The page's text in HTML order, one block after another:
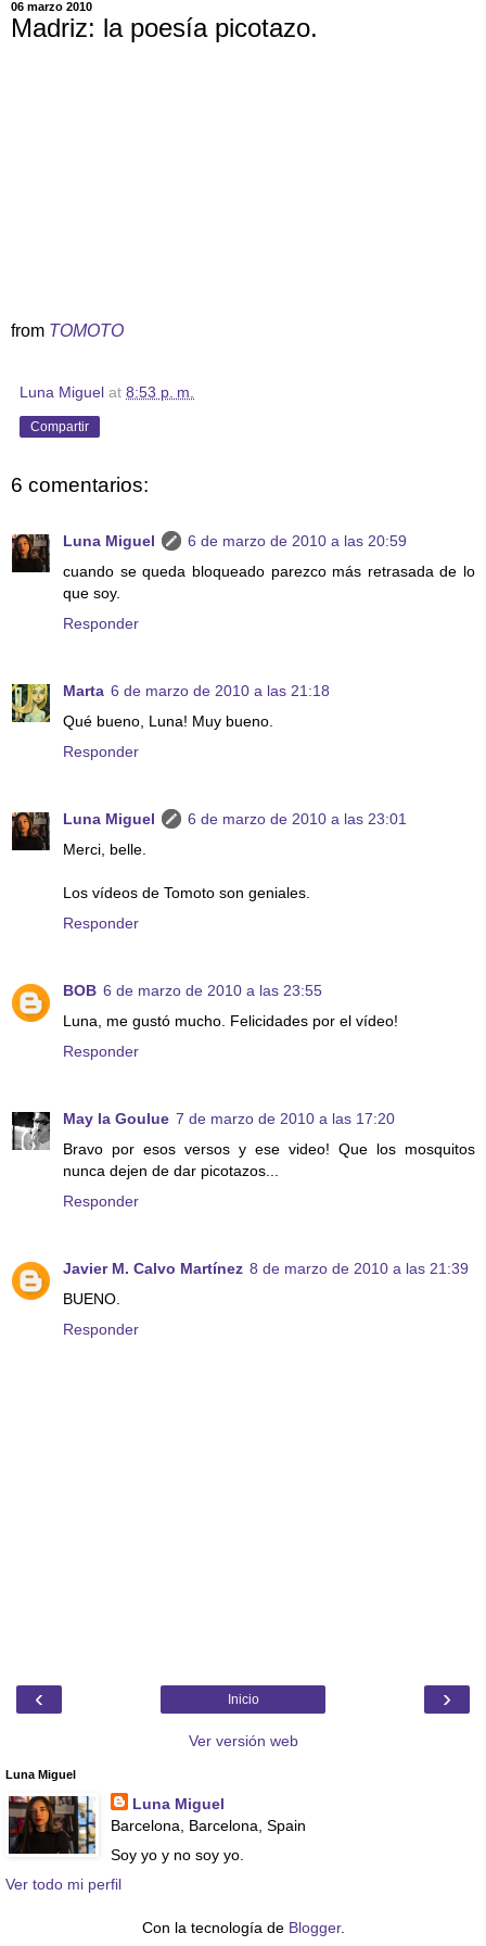
06 marzo 2010
Madriz: la poesía picotazo.
from TOMOTO
Luna Miguel at 8:53 p. m.
Compartir
6 comentarios:
Luna Miguel
6 de marzo de 2010 a las 20:59
cuando se queda bloqueado parezco más retrasada de lo
que soy.
Responder
Marta 6 de marzo de 2010 a las 21:18
Qué bueno, Luna! Muy bueno.
Responder
Luna Miguel
6 de marzo de 2010 a las 23:01
Merci, belle.
Los vídeos de Tomoto son geniales.
Responder
BOB 6 de marzo de 2010 a las 23:55
Luna, me gustó mucho. Felicidades por el vídeo!
Responder
May la Goulue 7 de marzo de 2010 a las 17:20
Bravo por esos versos y ese video! Que los mosquitos
nunca dejen de dar picotazos...
Responder
Javier M. Calvo Martínez 8 de marzo de 2010 a las 21:39
BUENO.
Responder
‹ ›
Inicio
Ver versión web
Luna Miguel
Luna Miguel
Barcelona, Barcelona, Spain
Soy yo y no soy yo.
Ver todo mi perfil
Con la tecnología de Blogger.